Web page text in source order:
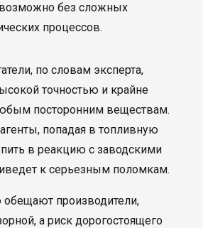
без сложных
процессов.
по словам эксперта,
точностью и крайне
посторонним веществам.
попадая в топливную
в реакцию с заводскими
к серьезным поломкам.
производители,
а риск дорогостоящего